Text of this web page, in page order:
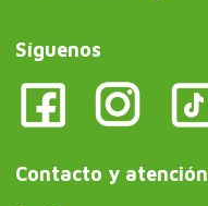
Síguenos
Contacto y